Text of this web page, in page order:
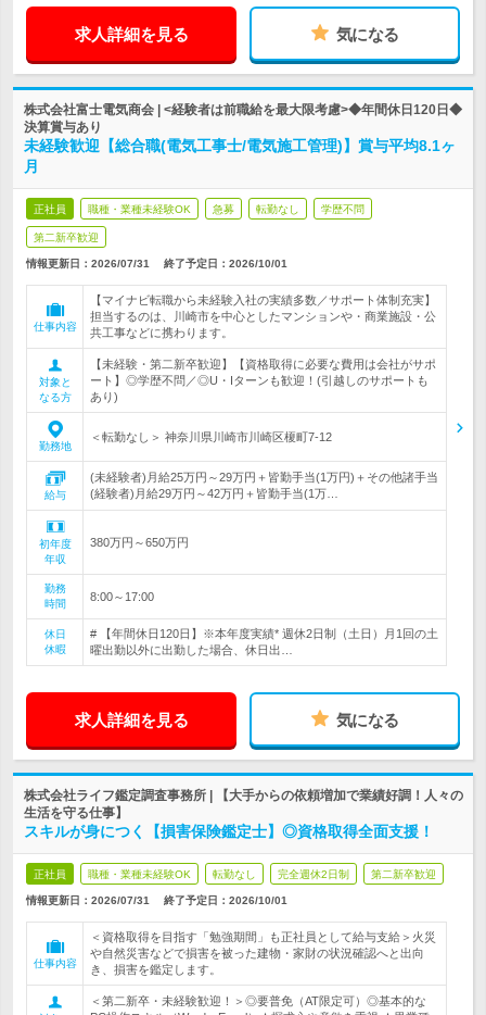
求人詳細を見る 気になる
株式会社富士電気商会 | <経験者は前職給を最大限考慮>◆年間休日120日◆
決算賞与あり
未経験歓迎【総合職(電気工事士/電気施工管理)】賞与平均8.1ヶ
月
正社員 職種・業種未経験OK 急募 転勤なし 学歴不問
第二新卒歓迎
情報更新日：2026/07/31 終了予定日： 2026/10/01
仕事内容
【マイナビ転職から未経験入社の実績多数／サポート体制充実】
担当するのは、川崎市を中心としたマンションや・商業施設・公
共工事などに携わります。
対象と
なる方
【未経験・第二新卒歓迎】【資格取得に必要な費用は会社がサポ
ート】◎学歴不問／◎U・Iターンも歓迎！(引越しのサポートも
あり)
勤務地
＜転勤なし＞ 神奈川県川崎市川崎区榎町7-12
給与
(未経験者)月給25万円～29万円＋皆勤手当(1万円)＋その他諸手当
(経験者)月給29万円～42万円＋皆勤手当(1万…
初年度
年収
380万円～650万円
勤務
時間
8:00～17:00
休日
休暇
# 【年間休日120日】※本年度実績* 週休2日制（土日）月1回の土
曜出勤以外に出勤した場合、休日出…
求人詳細を見る 気になる
株式会社ライフ鑑定調査事務所 | 【大手からの依頼増加で業績好調！人々の
生活を守る仕事】
スキルが身につく【損害保険鑑定士】◎資格取得全面支援！
正社員 職種・業種未経験OK 転勤なし 完全週休2日制 第二新卒歓迎
情報更新日：2026/07/31 終了予定日： 2026/10/01
仕事内容
＜資格取得を目指す「勉強期間」も正社員として給与支給＞火災
や自然災害などで損害を被った建物・家財の状況確認へと出向
き、損害を鑑定します。
＜第二新卒・未経験歓迎！＞◎要普免（AT限定可）◎基本的な